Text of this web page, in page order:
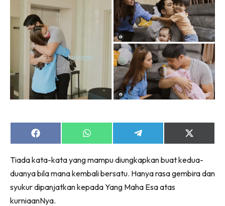
Share
on
Share
on
Share
on
Share
on
(Twitter)
Tiada kata-kata yang mampu diungkapkan buat kedua-
duanya bila mana kembali bersatu. Hanya rasa gembira dan
syukur dipanjatkan kepada Yang Maha Esa atas
kurniaanNya.